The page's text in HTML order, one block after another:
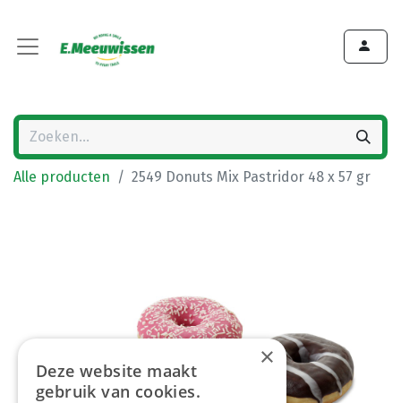
Alle producten 2549 Donuts Mix Pastridor 48 x 57 gr
×
Deze website maakt
gebruik van cookies.